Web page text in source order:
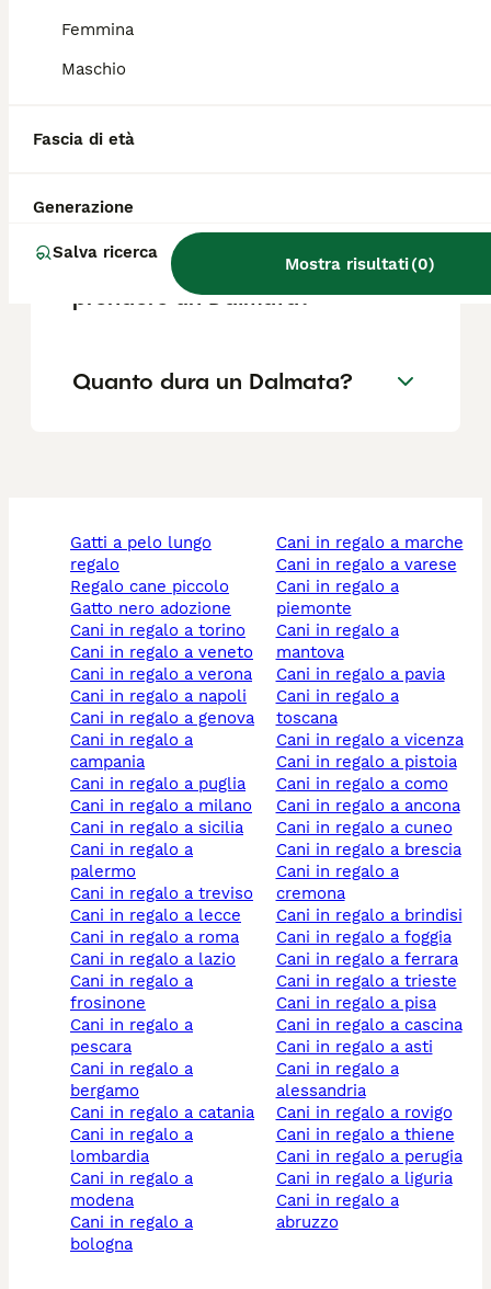
Femmina
Maschio
Fascia di età
Generazione
Salva ricerca
Mostra risultati(0)
Per chi è adatto il Dalmata?
Cosa devi sapere prima di
prendere un Dalmata?
Quanto dura un Dalmata?
gatti a pelo lungo
regalo
regalo cane piccolo
gatto nero adozione
cani in regalo a torino
cani in regalo a veneto
cani in regalo a verona
cani in regalo a napoli
cani in regalo a genova
cani in regalo a
campania
cani in regalo a puglia
cani in regalo a milano
cani in regalo a sicilia
cani in regalo a
palermo
cani in regalo a treviso
cani in regalo a lecce
cani in regalo a roma
cani in regalo a lazio
cani in regalo a
frosinone
cani in regalo a
pescara
cani in regalo a
bergamo
cani in regalo a catania
cani in regalo a
lombardia
cani in regalo a
modena
cani in regalo a
bologna
cani in regalo a marche
cani in regalo a varese
cani in regalo a
piemonte
cani in regalo a
mantova
cani in regalo a pavia
cani in regalo a
toscana
cani in regalo a vicenza
cani in regalo a pistoia
cani in regalo a como
cani in regalo a ancona
cani in regalo a cuneo
cani in regalo a brescia
cani in regalo a
cremona
cani in regalo a brindisi
cani in regalo a foggia
cani in regalo a ferrara
cani in regalo a trieste
cani in regalo a pisa
cani in regalo a cascina
cani in regalo a asti
cani in regalo a
alessandria
cani in regalo a rovigo
cani in regalo a thiene
cani in regalo a perugia
cani in regalo a liguria
cani in regalo a
abruzzo